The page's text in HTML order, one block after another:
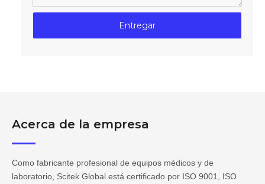
Entregar
Acerca de la empresa
Como fabricante profesional de equipos médicos y de
laboratorio, Scitek Global está certificado por ISO 9001, ISO